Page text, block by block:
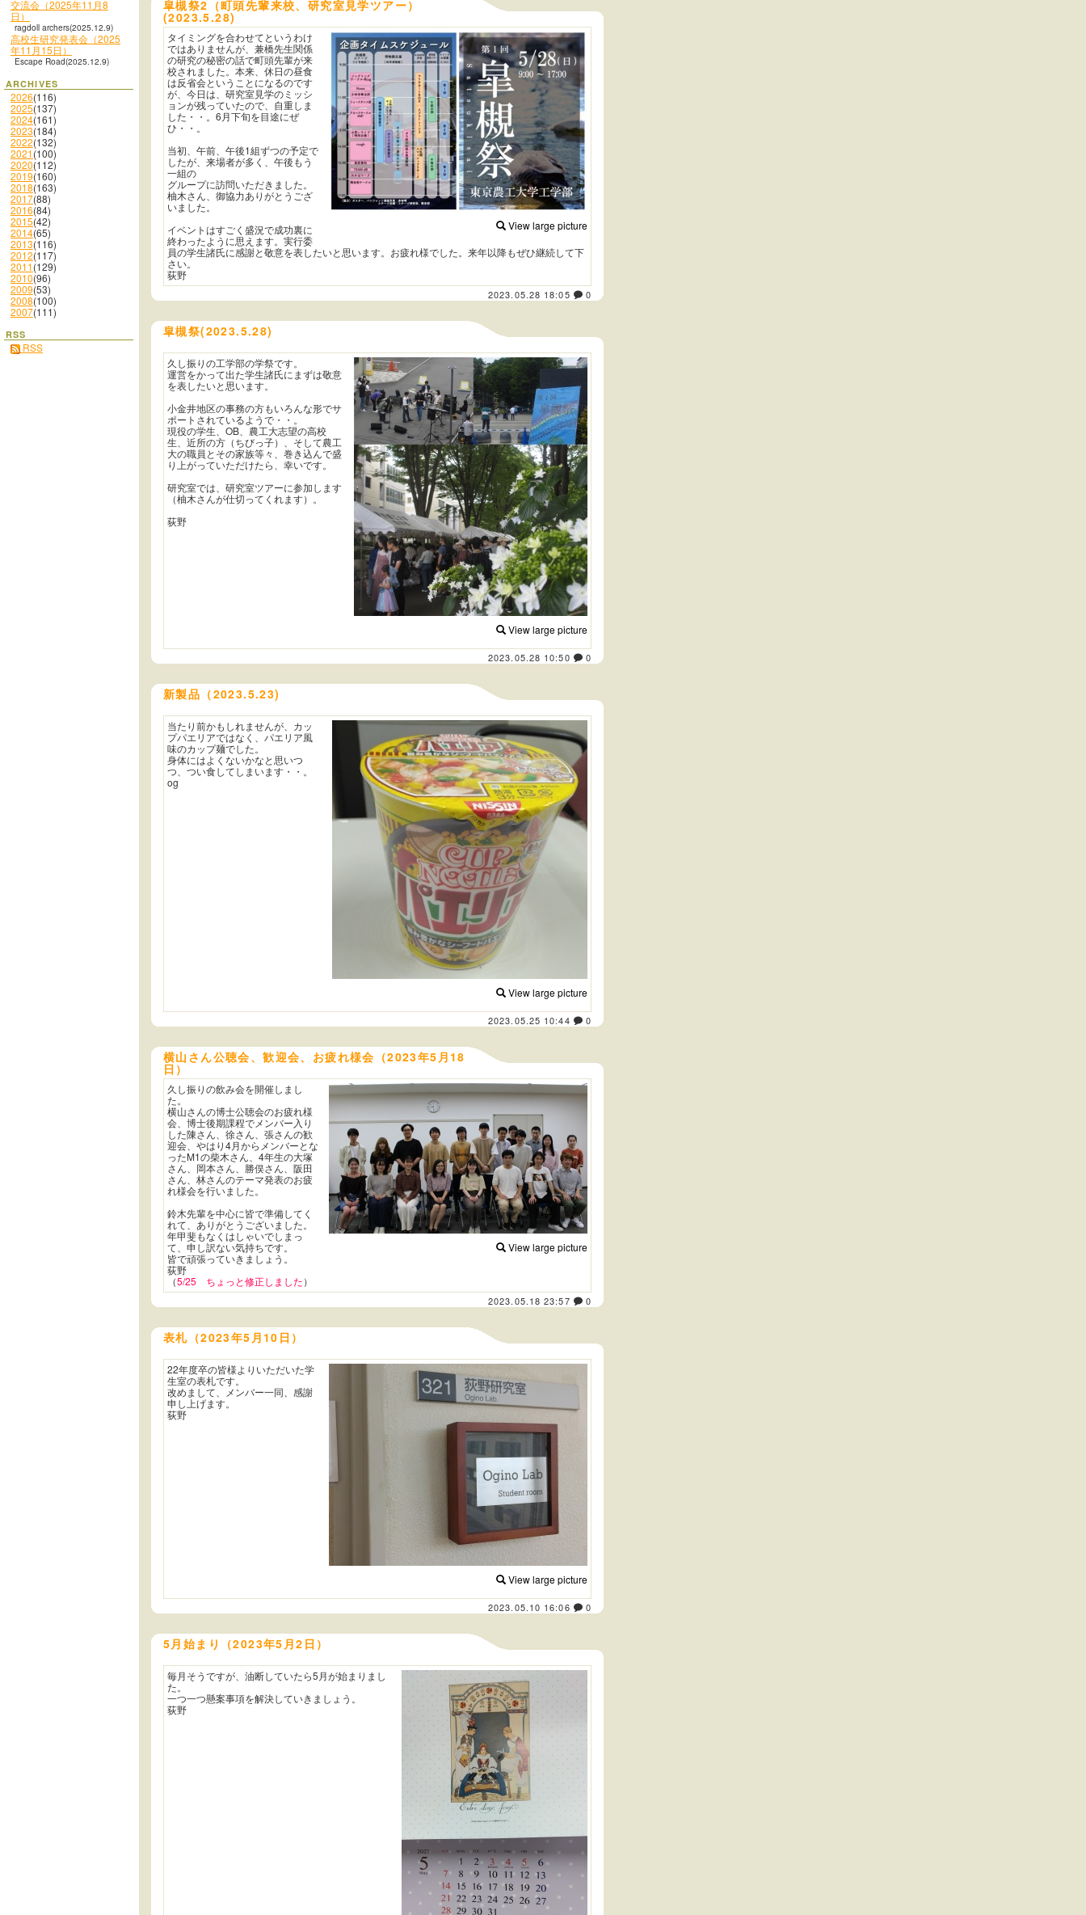
交流会（2025年11月8
日）
ragdoll archers(2025.12.9)
高校生研究発表会（2025
年11月15日）
Escape Road(2025.12.9)
ARCHIVES
2026(116)
2025(137)
2024(161)
2023(184)
2022(132)
2021(100)
2020(112)
2019(160)
2018(163)
2017(88)
2016(84)
2015(42)
2014(65)
2013(116)
2012(117)
2011(129)
2010(96)
2009(53)
2008(100)
2007(111)
RSS
RSS
皐槻祭2（町頭先輩来校、研究室見学ツアー）
(2023.5.28)
View large picture
タイミングを合わせてというわけ
ではありませんが、兼橋先生関係
の研究の秘密の話で町頭先輩が来
校されました。本来、休日の昼食
は反省会ということになるのです
が、今日は、研究室見学のミッシ
ョンが残っていたので、自重しま
した・・。6月下旬を目途にぜ
ひ・・。
当初、午前、午後1組ずつの予定で
したが、来場者が多く、午後もう
一組の
グループに訪問いただきました。
柚木さん、御協力ありがとうござ
いました。
イベントはすごく盛況で成功裏に
終わったように思えます。実行委
員の学生諸氏に感謝と敬意を表したいと思います。お疲れ様でした。来年以降もぜひ継続して下
さい。
荻野
2023.05.28 18:05 0
皐槻祭(2023.5.28)
View large picture
久し振りの工学部の学祭です。
運営をかって出た学生諸氏にまずは敬意
を表したいと思います。
小金井地区の事務の方もいろんな形でサ
ポートされているようで・・。
現役の学生、OB、農工大志望の高校
生、近所の方（ちびっ子）、そして農工
大の職員とその家族等々、巻き込んで盛
り上がっていただけたら、幸いです。
研究室では、研究室ツアーに参加します
（柚木さんが仕切ってくれます）。
荻野
2023.05.28 10:50 0
新製品（2023.5.23)
View large picture
当たり前かもしれませんが、カッ
プパエリアではなく、パエリア風
味のカップ麺でした。
身体にはよくないかなと思いつ
つ、つい食してしまいます・・。
og
2023.05.25 10:44 0
横山さん公聴会、歓迎会、お疲れ様会（2023年5月18
日）
View large picture
久し振りの飲み会を開催しまし
た。
横山さんの博士公聴会のお疲れ様
会、博士後期課程でメンバー入り
した陳さん、徐さん、張さんの歓
迎会、やはり4月からメンバーとな
ったM1の柴木さん、4年生の大塚
さん、岡本さん、勝俣さん、阪田
さん、林さんのテーマ発表のお疲
れ様会を行いました。
鈴木先輩を中心に皆で準備してく
れて、ありがとうございました。
年甲斐もなくはしゃいでしまっ
て、申し訳ない気持ちです。
皆で頑張っていきましょう。
荻野
（5/25 ちょっと修正しました）
2023.05.18 23:57 0
表札（2023年5月10日）
View large picture
22年度卒の皆様よりいただいた学
生室の表札です。
改めまして、メンバー一同、感謝
申し上げます。
荻野
2023.05.10 16:06 0
5月始まり（2023年5月2日）
毎月そうですが、油断していたら5月が始まりまし
た。
一つ一つ懸案事項を解決していきましょう。
荻野